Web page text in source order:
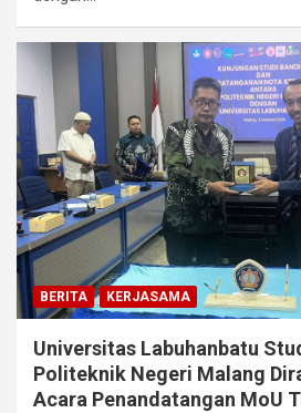
BERITA KERJASAMA
Universitas Labuhanbatu
Politeknik Negeri Malang
Acara Penandatangan MoU